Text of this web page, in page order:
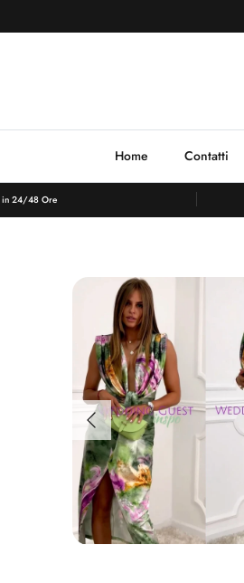
Home Contatti
in 24/48 Ore
Indietro